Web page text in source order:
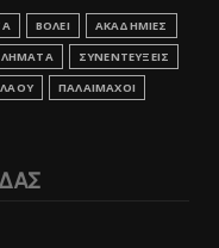
ΒΟΛΕΙ
ΑΚΑΔΗΜΙΕΣ
ΣΥΝΕΝΤΕΥΞΕΙΣ
ΠΑΛΑΙΜΑΧΟΙ